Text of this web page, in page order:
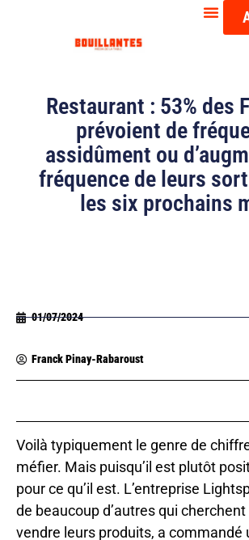
Restaurant : 53% des
prévoient de
assidûment ou
fréquence de leurs
les six prochains
01/07/2024
Franck Pinay-Rabaroust
Voilà typiquement le genre de
méfier. Mais puisqu’il est plutôt
pour ce qu’il est. L’entreprise
de beaucoup d’autres qui
vendre leurs produits, a commandé